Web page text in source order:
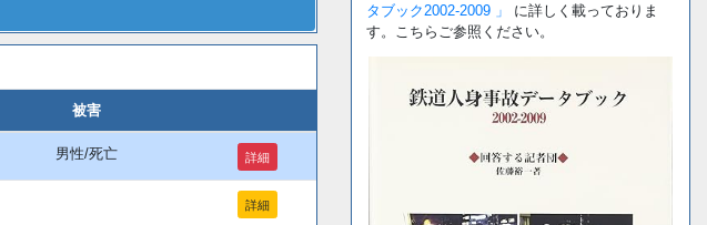
被害
男性/死亡 詳細
詳細
タブック2002-2009 」
に詳しく載っておりま
す。こちらご参照ください。